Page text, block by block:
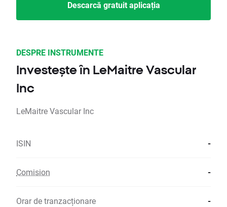
Descarcă gratuit aplicația
DESPRE INSTRUMENTE
Investește în LeMaitre Vascular
Inc
LeMaitre Vascular Inc
ISIN -
Comision -
Orar de tranzacționare -